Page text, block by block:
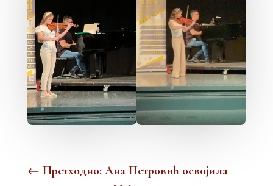
← Претходно: Ана Петровић освојила